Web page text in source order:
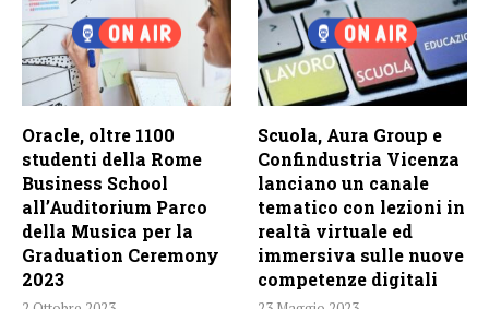
Oracle, oltre 1100
studenti della Rome
Business School
all’Auditorium Parco
della Musica per la
Graduation Ceremony
2023
Scuola, Aura Group e
Confindustria Vicenza
lanciano un canale
tematico con lezioni in
realtà virtuale ed
immersiva sulle nuove
competenze digitali